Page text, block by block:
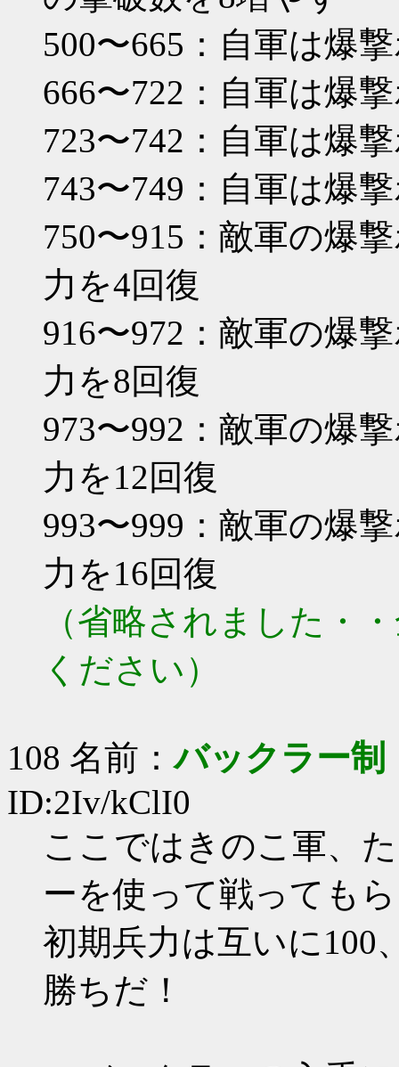
500〜665：自軍は爆
666〜722：自軍は爆
723〜742：自軍は爆
743〜749：自軍は爆
750〜915：敵軍の爆
力を4回復
916〜972：敵軍の爆
力を8回復
973〜992：敵軍の爆
力を12回復
993〜999：敵軍の爆
力を16回復
（省略されました・
ください）
108 名前：バックラー制
ID:2Iv/kClI0
ここではきのこ軍、
ーを使って戦っても
初期兵力は互いに100
勝ちだ！